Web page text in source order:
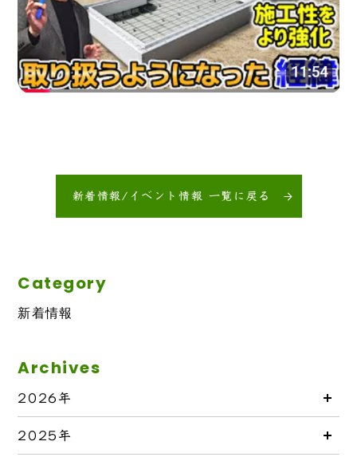
新着情報/イベント情報 一覧に戻る
Category
新着情報
Archives
2026年
2025年